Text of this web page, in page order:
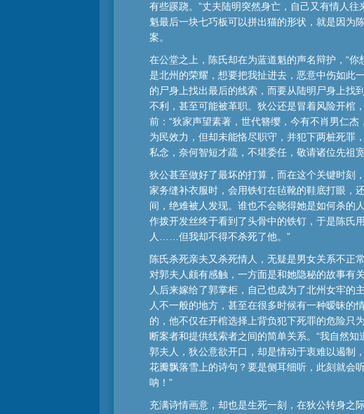
有些蹊跷。”丈夫陆明突然身亡，自己又有情人
魁最后一块七巧板可以拼出猫的形状，就是因为
案。
在公堂之上，陈氏却在为蓝道魁的声名辩护，“
是北州的荣耀，想要把我扯进去，恶意中伤如此
的尸身上找出最后的线索，而要从陆明尸身上找
不利，甚至可能被革职。狄公还是冒着风险开棺
前：“狄家声望素著，世代簪缨，今有不肖男仁
为民效力，但却未能恪尽职守，并犯下两桩死罪
私念，奈何智短才疏，不堪委任，敬请诸位先祖
狄公甚至做好了最坏的打算，而在这个关键时刻
家务缝补衣服时，会用铁钉在毡靴的鞋底打眼，
间，绝难被人发现。谁也不会晓得她是如何杀
作拨开发丝终于看到了头骨中的铁钉，于是陈氏
人……但我却不得不杀死了他。”
陈氏杀死亲夫又杀死情人，无疑是男女关系不正
对郭夫人颇有感触，一方面是和她隐秘的故事有
人后来嫁给了郭掌柜，自己也成为了北州女牢的
人不一般的地方，甚至在很多时候有一种暧昧的
的，他不仅在开棺选择上背负犯下死罪的危险只
断案者和提供线索者之间的简单关系。“我自然
郭夫人，狄公意欲开口，却是情动于衷难以遏制
花瓣飘落雪上的诗句？要是侧耳细听，此刻就会
呐！”
充满诗情画意，却也是生死一刻，在狄公转身之